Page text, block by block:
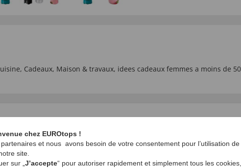
, Cadeaux, Maison & travaux, idees cadeaux femmes a moins de
chez EUROtops !
partenaires et nous avons besoin de votre consentement pour l’utilisation
site.
sur „ J’accepte“ pour autoriser rapidement et simplement tous les